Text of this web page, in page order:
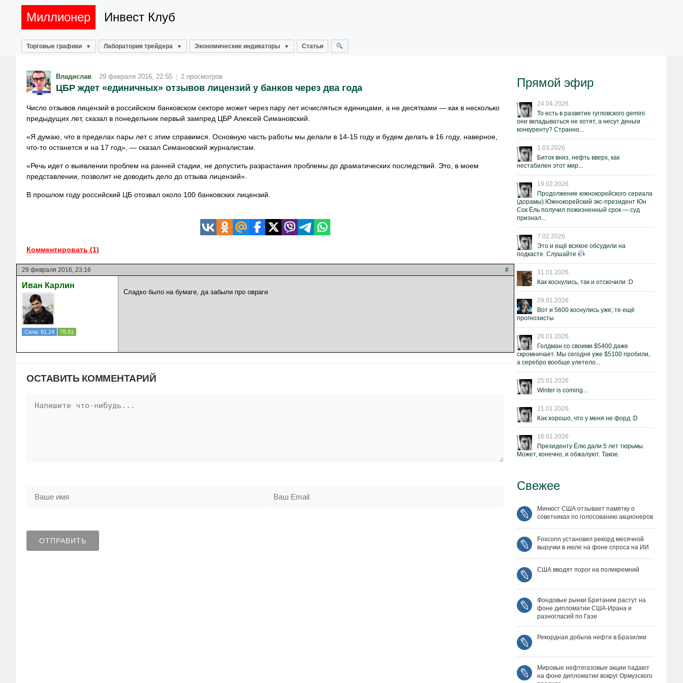
Миллионер Инвест Клуб
Торговые графики Лаборатория трейдера Экономические индикаторы Статьи
Владислав 29 февраля 2016, 22:55 | 2 просмотров
ЦБР ждет «единичных» отзывов лицензий у банков через два года
Число отзывов лицензий в российском банковском секторе может через пару лет исчисляться единицами, а не десятками — как в несколько
предыдущих лет, сказал в понедельник первый зампред ЦБР Алексей Симановский.
«Я думаю, что в пределах пары лет с этим справимся. Основную часть работы мы делали в 14-15 году и будем делать в 16 году, наверное,
что-то останется и на 17 год», — сказал Симановский журналистам.
«Речь идет о выявлении проблем на ранней стадии, не допустить разрастания проблемы до драматических последствий. Это, в моем
представлении, позволит не доводить дело до отзыва лицензий».
В прошлом году российский ЦБ отозвал около 100 банковских лицензий.
Комментировать (1)
29 февраля 2016, 23:16 #
Иван Карлин
Сила: 81.24 75.81
Сладко было на бумаге, да забыли про овраги
ОСТАВИТЬ КОММЕНТАРИЙ
Прямой эфир
24.04.2026
То есть в развитие гугловского gemini
они вкладываться не хотят, а несут деньги
конкуренту? Странно...
1.03.2026
Биток вниз, нефть вверх, как
нестабилен этот мир...
19.02.2026
Продолжение южнокорейского сериала
(дорамы) Южнокорейский экс-президент Юн
Сок Ёль получил пожизненный срок — суд
признал...
7.02.2026
Это и ещё всякое обсудили на
подкасте. Слушайте
31.01.2026
Как коснулись, так и отскочили :D
29.01.2026
Вот и 5600 коснулись уже; те ещё
прогнозисты
26.01.2026
Голдман со своими $5400 даже
скромничает. Мы сегодня уже $5100 пробили,
а серебро вообще улетело...
25.01.2026
Winter is coming...
21.01.2026
Как хорошо, что у меня не форд :D
16.01.2026
Президенту Ёлю дали 5 лет тюрьмы.
Может, конечно, и обжалуют. Такое.
Свежее
Минюст США отзывает памятку о
советниках по голосованию акционеров
Foxconn установил рекорд месячной
выручки в июле на фоне спроса на ИИ
США вводят порог на поликремний
Фондовые рынки Британии растут на
фоне дипломатии США‑Ирана и
разногласий по Газе
Рекордная добыча нефти в Бразилии
Мировые нефтегазовые акции падают
на фоне дипломатии вокруг Ормузского